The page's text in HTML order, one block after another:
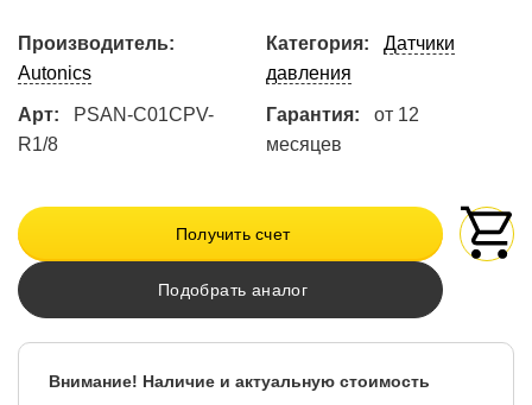
Производитель:
Autonics
Категория:
Датчики
давления
Арт:
PSAN-C01CPV-
R1/8
Гарантия:
от 12
месяцев
Получить счет
Подобрать аналог
Внимание! Наличие и актуальную стоимость